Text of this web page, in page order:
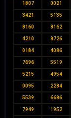
1807 0021
3421 5135
8160 8162
4210 8726
0184 4086
7696 5519
5215 4954
0095 2284
5539 6686
7949 1952